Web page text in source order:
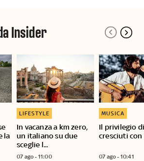
Insider
la
In vacanza a km zero,
un italiano su due
sceglie l...
LIFESTYLE
07 ago - 11:00
Il privilegio
cresciuti con
MUSICA
07 ago - 10:41